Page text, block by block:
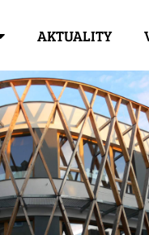
AKTUALITY